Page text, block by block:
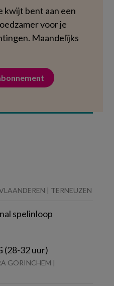
kwijt bent aan een
voor je
Maandelijks
| TERNEUZEN
spelinloop
(28-32 uur)
GORINCHEM |